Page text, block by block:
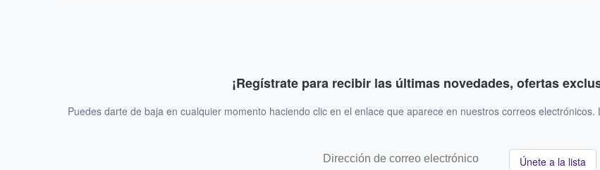
¡Regístrate para recibir las últimas novedades, ofertas
Puedes darte de baja en cualquier momento haciendo clic en el enlace que aparece en nuestros correos electrónicos.
Únete a la lista